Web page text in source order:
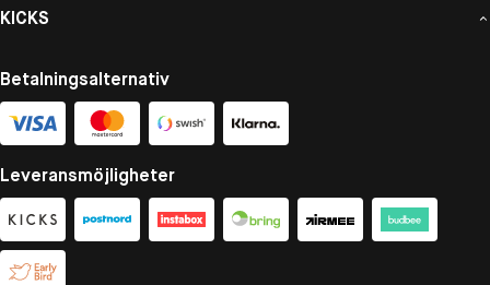
KICKS
Betalningsalternativ
Leveransmöjligheter